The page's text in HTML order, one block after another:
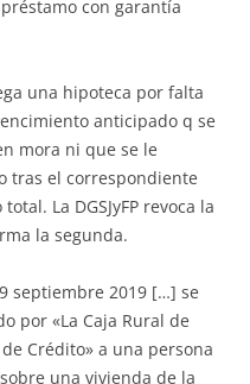
con garantía
una hipoteca por falta
anticipado q se
mora ni que se le
tras el correspondiente
La DGSJyFP revoca la
la segunda.
septiembre 2019 […] se
por «La Caja Rural de
Crédito» a una persona
una vivienda de la